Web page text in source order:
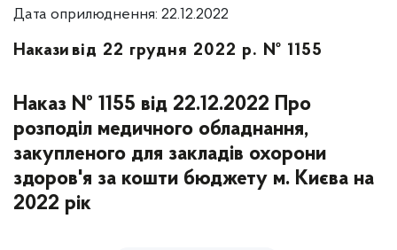
Дата оприлюднення: 22.12.2022
Накази від 22 грудня 2022 р. № 1155
Наказ № 1155 від 22.12.2022 Про
розподіл медичного обладнання,
закупленого для закладів охорони
здоров'я за кошти бюджету м. Києва на
2022 рік